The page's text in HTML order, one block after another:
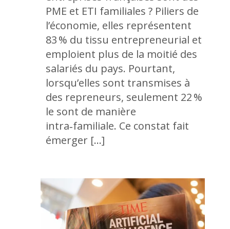
PME et ETI familiales ? Piliers de
l’économie, elles représentent
83 % du tissu entrepreneurial et
emploient plus de la moitié des
salariés du pays. Pourtant,
lorsqu’elles sont transmises à
des repreneurs, seulement 22 %
le sont de manière
intra‑familiale. Ce constat fait
émerger […]